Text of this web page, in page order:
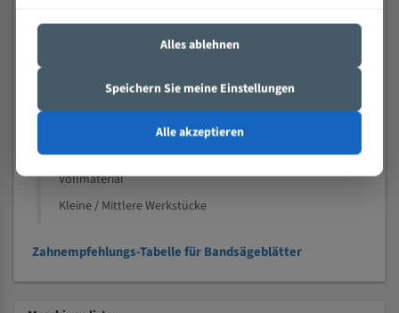
Nichteisenmetalle
Speziell entwickelt für Profile / Rohre
Vollmaterial
Kleine / Mittlere Werkstücke
Zahnempfehlungs-Tabelle für Bandsägeblätter
Alles ablehnen
Speichern Sie meine Einstellungen
Alle akzeptieren